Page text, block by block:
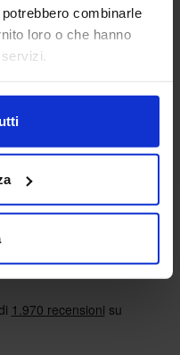
combinarle
loro o che hanno